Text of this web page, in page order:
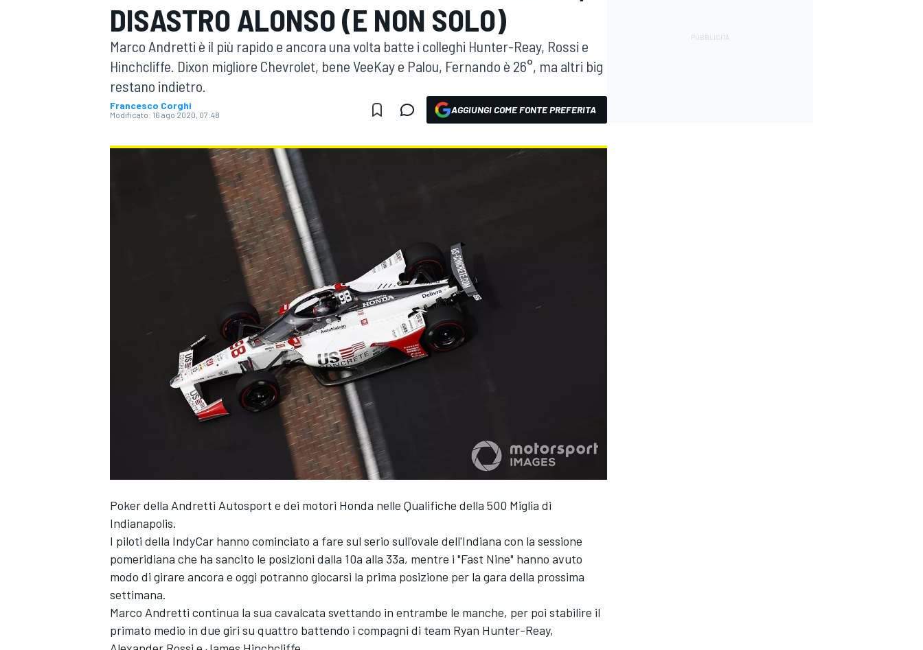
MOTOGP WEC
MONOPOSTO
DISASTRO ALONSO (E NON SOLO)
Marco Andretti è il più rapido e ancora una volta batte i colleghi Hunter-Reay, Rossi e
Hinchcliffe. Dixon migliore Chevrolet, bene VeeKay e Palou, Fernando è 26°, ma altri big
restano indietro.
Francesco Corghi
Modificato: 16 ago 2020, 07:48 AGGIUNGI COME FONTE PREFERITA
Poker della Andretti Autosport e dei motori Honda nelle Qualifiche della 500 Miglia di
Indianapolis.
I piloti della IndyCar hanno cominciato a fare sul serio sull'ovale dell'Indiana con la sessione
pomeridiana che ha sancito le posizioni dalla 10a alla 33a, mentre i "Fast Nine" hanno avuto
modo di girare ancora e oggi potranno giocarsi la prima posizione per la gara della prossima
settimana.
Marco Andretti continua la sua cavalcata svettando in entrambe le manche, per poi stabilire il
primato medio in due giri su quattro battendo i compagni di team Ryan Hunter-Reay,